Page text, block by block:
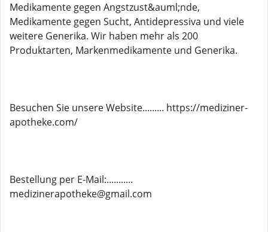
Medikamente gegen Angstzust&auml;nde,
Medikamente gegen Sucht, Antidepressiva und viele
weitere Generika. Wir haben mehr als 200
Produktarten, Markenmedikamente und Generika.
Besuchen Sie unsere Website......... https://mediziner-
apotheke.com/
Bestellung per E-Mail:...........
medizinerapotheke@gmail.com